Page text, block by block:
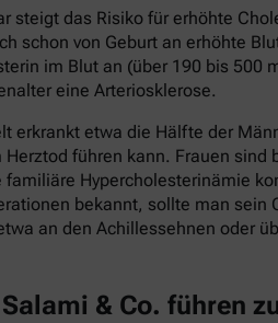
steigt das Risiko für erhöhte
schon von Geburt an erhöhte
im Blut an (über 190 bis 500
eine Arteriosklerose.
erkrankt etwa die Hälfte der
führen kann. Frauen sind
familiäre Hypercholesterinämie
bekannt, sollte man
an den Achillessehnen oder
& Co. führen